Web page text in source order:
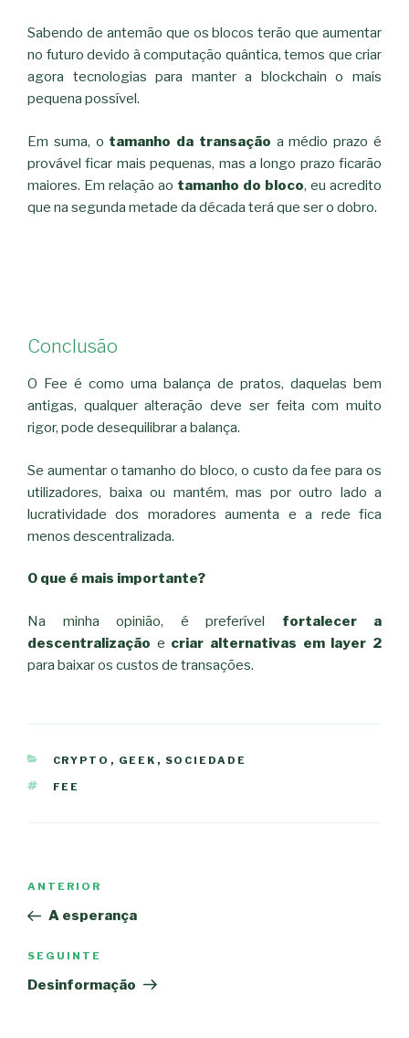
Sabendo de antemão que os blocos terão que aumentar
no futuro devido à computação quântica, temos que criar
agora tecnologias para manter a blockchain o mais
pequena possível.
Em suma, o tamanho da transação a médio prazo é
provável ficar mais pequenas, mas a longo prazo ficarão
maiores. Em relação ao tamanho do bloco, eu acredito
que na segunda metade da década terá que ser o dobro.
Conclusão
O Fee é como uma balança de pratos, daquelas bem
antigas, qualquer alteração deve ser feita com muito
rigor, pode desequilibrar a balança.
Se aumentar o tamanho do bloco, o custo da fee para os
utilizadores, baixa ou mantém, mas por outro lado a
lucratividade dos moradores aumenta e a rede fica
menos descentralizada.
O que é mais importante?
Na minha opinião, é preferível fortalecer a
descentralização e criar alternativas em layer 2
para baixar os custos de transações.
CATEGORIAS
CRYPTO , GEEK , SOCIEDADE
ETIQUETAS
FEE
artigos
Conteúdo
anterior
ANTERIOR
A esperança
Conteúdo
seguinte
SEGUINTE
Desinformação